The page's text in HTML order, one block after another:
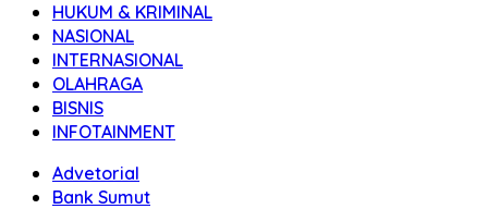
HUKUM & KRIMINAL
NASIONAL
INTERNASIONAL
OLAHRAGA
BISNIS
INFOTAINMENT
Advetorial
Bank Sumut